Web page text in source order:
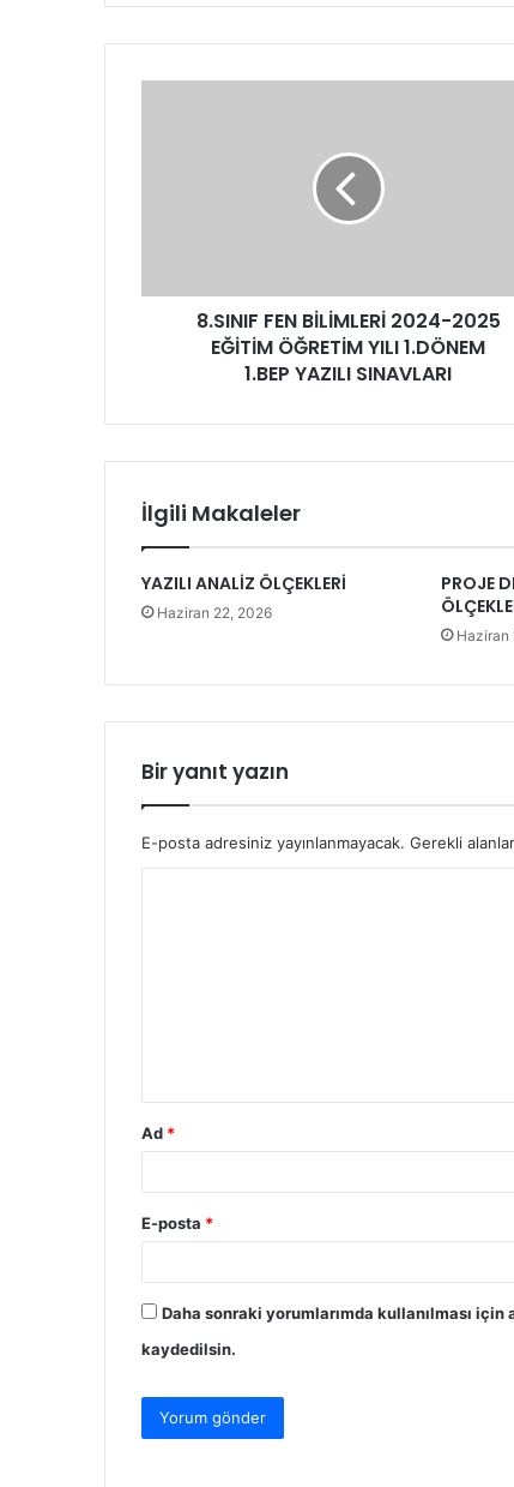
8.SINIF FEN BİLİMLERİ 2024-2025
EĞİTİM ÖĞRETİM YILI 1.DÖNEM
1.BEP YAZILI SINAVLARI
İlgili Makaleler
YAZILI ANALİZ ÖLÇEKLERİ
Haziran 22, 2026
PROJE
Haziran
Bir yanıt yazın
E-posta adresiniz yayınlanmayacak. Gerekli alanlar
Ad *
E-posta *
Daha sonraki yorumlarımda kullanılması
kaydedilsin.